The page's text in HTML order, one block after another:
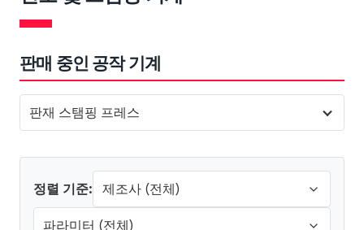
판매 중인 공작 기계
판재 스탬핑 프레스
정렬 기준: